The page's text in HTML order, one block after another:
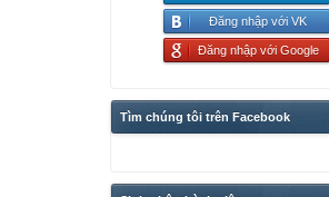
Đăng nhập với VK
Đăng nhập với Google
Tìm chúng tôi trên Facebook